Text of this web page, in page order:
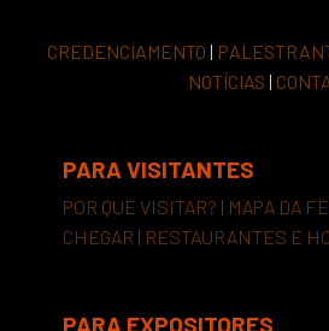
CREDENCIAMENTO |
NOTÍCIAS |
PARA VISITANTES
POR QUE VISITAR? | MAPA DA
CHEGAR | RESTAURANTES E
PARA EXPOSITORES